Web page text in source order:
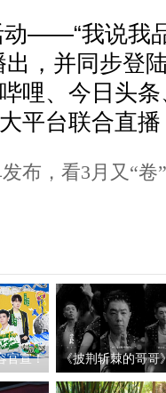
动——“我说我
，并同步登
哩、今日头
平台联合直
布，看3月又“卷
官宣！
验体验
《披荆斩棘的哥哥
放33位哥哥独白